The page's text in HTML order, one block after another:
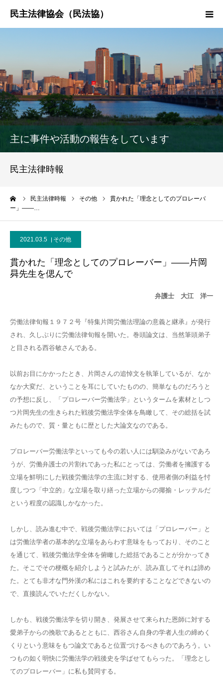
主に事件や活動の報告をしています
民主法律時報
民主法律時報 その他
貫かれた「理念としてのプロレーバ
ー」――…
2021.03.5 その他
貫かれた「理念としてのプロレーバー」――片岡
曻先生を偲んで
弁護士 大江 洋一
労働法律旬報１９７２号『特集片岡労働法理論の意義と継承』が発行
され、久しぶりに労働法律旬報を開いた。巻頭論文は、当然筆頭弟子
と目される西谷敏さんである。
以前お目にかかったとき、片岡さんの追悼文を執筆しているが、なか
なか大変だ、ということを耳にしていたものの、簡単なものだろうと
の予想に反し、「プロレーバー労働法学」というタームを素材としつ
つ片岡先生の生きられた戦後労働法学全体を鳥瞰して、その総括を試
みたもので、質・量ともに歴とした大論文なのである。
プロレーバー労働法学といっても今の若い人には馴染みがないであろ
うが、労働弁護士の片割れであった私にとっては、労働者を擁護する
立場を鮮明にした戦後労働法学の主流に対する、使用者側の利益を忖
度しつつ「中立的」な立場を取り繕った立場からの揶揄・レッテルだ
という程度の認識しかなかった。
しかし、読み進む中で、戦後労働法学においては「プロレーバー」と
は労働法学者の基本的な立場をあらわす意味をもっており、そのこと
を通じて、戦後労働法学全体を俯瞰した総括であることが分かってき
た。そこでその梗概を紹介しようと試みたが、読み直してそれは諦め
た。とても非才な門外漢の私にはこれを要約することなどできないの
で、直接読んでいただくしかない。
しかも、戦後労働法学を切り開き、発展させて来られた恩師に対する
愛弟子からの挽歌であるとともに、西谷さん自身の学者人生の締めく
くりという意味をもつ論文であると位置づけるべきものであろう。い
つもの如く明快に労働法学の戦後史を学ばせてもらった。「理念とし
てのプロレーバー」に私も賛同する。
民法協とは
民主法律時報
決議・声明・意見書